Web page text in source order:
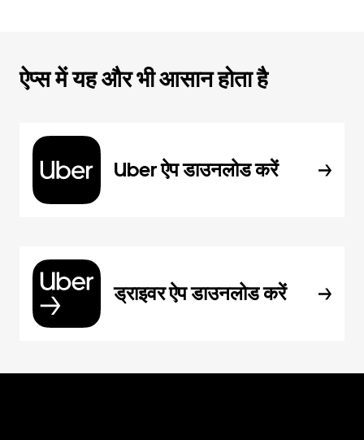
ऐप्स में यह और भी आसान होता है
Uber ऐप डाउनलोड करें
ड्राइवर ऐप डाउनलोड करें